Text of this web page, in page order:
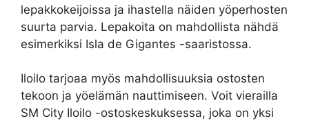
lepakkokeijoissa ja ihastella näiden yöperhosten
suurta parvia. Lepakoita on mahdollista nähdä
esimerkiksi Isla de Gigantes -saaristossa.
Iloilo tarjoaa myös mahdollisuuksia ostosten
tekoon ja yöelämän nauttimiseen. Voit vierailla
SM City Iloilo -ostoskeskuksessa, joka on yksi